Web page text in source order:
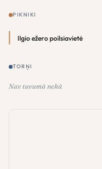
PIKNIKI
Ilgio ežero poilsiavietė
TORŅI
Nav tuvumā nekā